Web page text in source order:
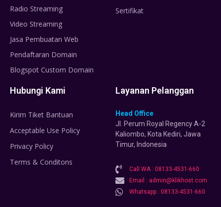
Radio Streaming
Video Streaming
Jasa Pembuatan Web
Pendaftaran Domain
Blogspot Custom Domain
Sertifikat
Hubungi Kami
Kirim Tiket Bantuan
Acceptable Use Policy
Privacy Policy
Terms & Conditons
Layanan Pelanggan
Head Office
Jl. Perum Royal Regency A-2
Kaliombo, Kota Kediri, Jawa
Timur, Indonesia
Call WA : 08133-4531-660
Email : admin@klikhost.com
Whatsapp : 08133-4531-660